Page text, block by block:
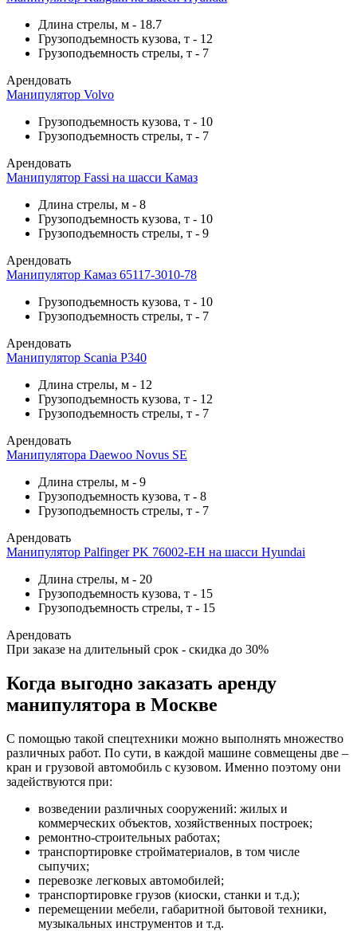
Длина стрелы, м - 18.7
Грузоподъемность кузова, т - 12
Грузоподъемность стрелы, т - 7
Арендовать
Манипулятор Volvo
Грузоподъемность кузова, т - 10
Грузоподъемность стрелы, т - 7
Арендовать
Манипулятор Fassi на шасси Камаз
Длина стрелы, м - 8
Грузоподъемность кузова, т - 10
Грузоподъемность стрелы, т - 9
Арендовать
Манипулятор Камаз 65117-3010-78
Грузоподъемность кузова, т - 10
Грузоподъемность стрелы, т - 7
Арендовать
Манипулятор Scania P340
Длина стрелы, м - 12
Грузоподъемность кузова, т - 12
Грузоподъемность стрелы, т - 7
Арендовать
Манипулятора Daewoo Novus SE
Длина стрелы, м - 9
Грузоподъемность кузова, т - 8
Грузоподъемность стрелы, т - 7
Арендовать
Манипулятор Palfinger PK 76002-EH на шасси Hyundai
Длина стрелы, м - 20
Грузоподъемность кузова, т - 15
Грузоподъемность стрелы, т - 15
Арендовать
При заказе на длительный срок - скидка до 30%
Когда выгодно заказать аренду
манипулятора в Москве
С помощью такой спецтехники можно выполнять множество
различных работ. По сути, в каждой машине совмещены две –
кран и грузовой автомобиль с кузовом. Именно поэтому они
задействуются при:
возведении различных сооружений: жилых и
коммерческих объектов, хозяйственных построек;
ремонтно-строительных работах;
транспортировке стройматериалов, в том числе
сыпучих;
перевозке легковых автомобилей;
транспортировке грузов (киоски, станки и т.д.);
перемещении мебели, габаритной бытовой техники,
музыкальных инструментов и т.д.